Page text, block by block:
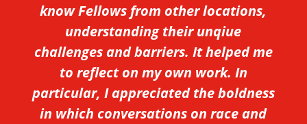
know Fellows from other locations,
understanding their unqiue
challenges and barriers. It helped me
to reflect on my own work. In
particular, I appreciated the boldness
in which conversations on race and